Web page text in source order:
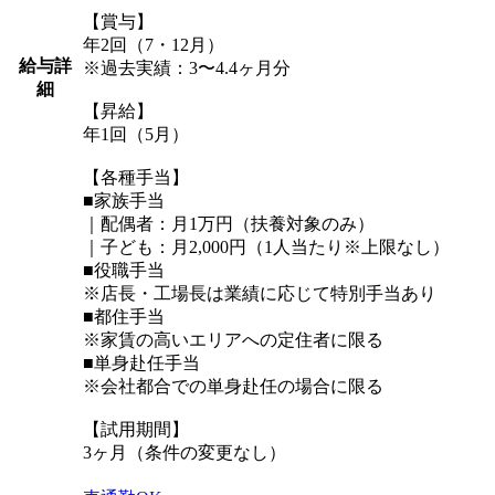
給与詳
細
【賞与】
年2回（7・12月）
※過去実績：3〜4.4ヶ月分
【昇給】
年1回（5月）
【各種手当】
■家族手当
｜配偶者：月1万円（扶養対象のみ）
｜子ども：月2,000円（1人当たり※上限なし）
■役職手当
※店長・工場長は業績に応じて特別手当あり
■都住手当
※家賃の高いエリアへの定住者に限る
■単身赴任手当
※会社都合での単身赴任の場合に限る
【試用期間】
3ヶ月（条件の変更なし）